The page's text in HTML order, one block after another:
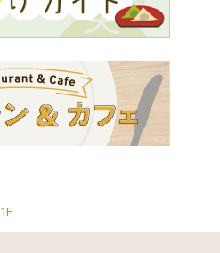
1F